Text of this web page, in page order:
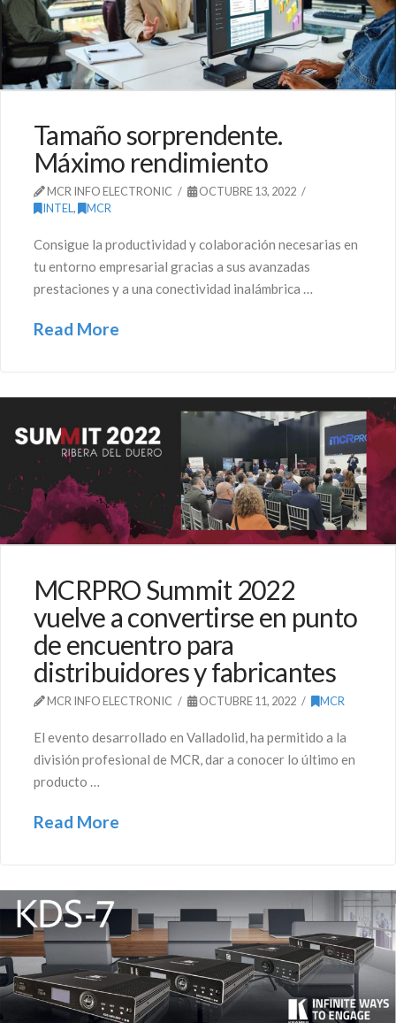
Tamaño sorprendente.
Máximo rendimiento
MCR INFO ELECTRONIC
OCTUBRE 13, 2022
INTEL, MCR
Consigue la productividad y colaboración necesarias en
tu entorno empresarial gracias a sus avanzadas
prestaciones y a una conectividad inalámbrica …
Read More
MCRPRO Summit 2022
vuelve a convertirse en punto
de encuentro para
distribuidores y fabricantes
MCR INFO ELECTRONIC OCTUBRE 11, 2022 MCR
El evento desarrollado en Valladolid, ha permitido a la
división profesional de MCR, dar a conocer lo último en
producto …
Read More